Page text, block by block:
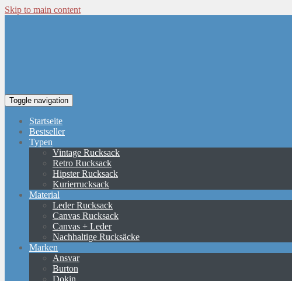
Skip to main content
Toggle navigation
Startseite
Bestseller
Typen
Vintage Rucksack
Retro Rucksack
Hipster Rucksack
Kurierrucksack
Material
Leder Rucksack
Canvas Rucksack
Canvas + Leder
Nachhaltige Rucksäcke
Marken
Ansvar
Burton
Dokin